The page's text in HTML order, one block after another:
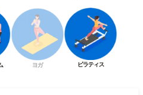
ヨガ ピラティス